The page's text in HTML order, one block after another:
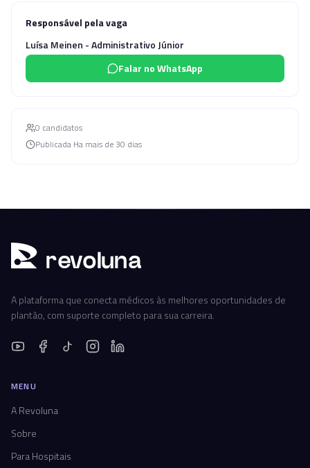
Responsável pela vaga
Luísa Meinen - Administrativo Júnior
Falar no WhatsApp
0 candidatos
Publicada Ha mais de 30 dias
revoluna
A plataforma que conecta médicos às melhores oportunidades de
plantão, com suporte completo para sua carreira.
MENU
A Revoluna
Sobre
Para Hospitais